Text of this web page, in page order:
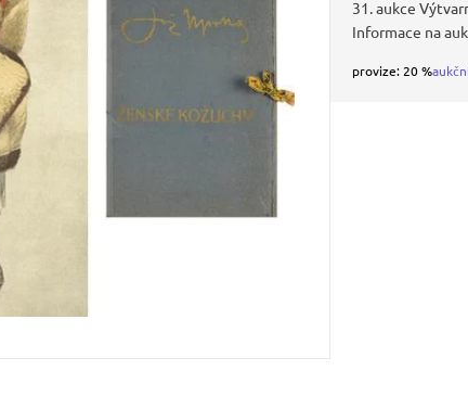
31. aukce
Informace na
provize: 20 %